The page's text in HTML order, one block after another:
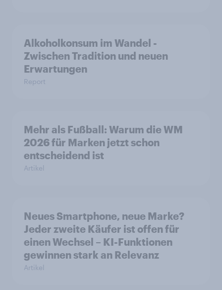
Alkoholkonsum im Wandel​ -
Zwischen Tradition und neuen
Erwartungen
Report
Mehr als Fußball: Warum die WM
2026 für Marken jetzt schon
entscheidend ist
Artikel
Neues Smartphone, neue Marke?
Jeder zweite Käufer ist offen für
einen Wechsel – KI-Funktionen
gewinnen stark an Relevanz
Artikel